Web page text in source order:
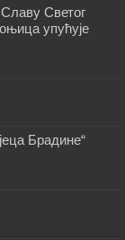
Светог
упућује
Брадине“